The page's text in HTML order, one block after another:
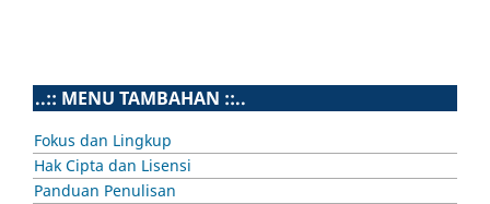
..:: MENU TAMBAHAN ::..
Fokus dan Lingkup
Hak Cipta dan Lisensi
Panduan Penulisan